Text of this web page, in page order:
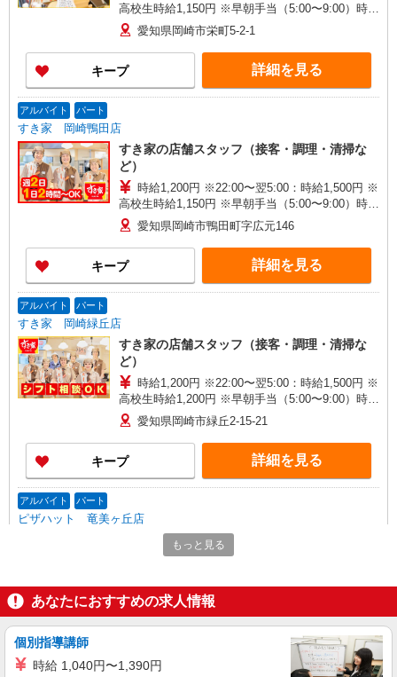
高校生時給1,150円 ※早朝手当（5:00〜9:00）時給
＋150円
愛知県岡崎市栄町5-2-1
キープ 詳細を見る
アルバイト パート
すき家 岡崎鴨田店
すき家の店舗スタッフ（接客・調理・清掃な
ど）
時給1,200円 ※22:00〜翌5:00：時給1,500円 ※
高校生時給1,150円 ※早朝手当（5:00〜9:00）時給
＋150円
愛知県岡崎市鴨田町字広元146
キープ 詳細を見る
アルバイト パート
すき家 岡崎緑丘店
すき家の店舗スタッフ（接客・調理・清掃な
ど）
時給1,200円 ※22:00〜翌5:00：時給1,500円 ※
高校生時給1,200円 ※早朝手当（5:00〜9:00）時給
＋150円
愛知県岡崎市緑丘2-15-21
キープ 詳細を見る
アルバイト パート
ピザハット 竜美ヶ丘店
未経験OK！ピザハットピザメイクスタッフ
（インストア）
祝日 時給1,170円以上 高校生 時給1,170円以上
愛知県岡崎市竜美南1丁目1-33
詳細を見る
もっと見る
あなたにおすすめの求人情報
個別指導講師
時給 1,040円〜1,390円